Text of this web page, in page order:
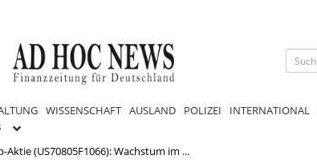
WISSENSCHAFT AUSLAND POLIZEI INTERNATIONAL
(US70805F1066): Wachstum im ...